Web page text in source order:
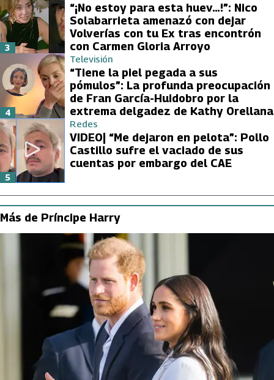
“¡No estoy para esta huev…!”: Nico
Solabarrieta amenazó con dejar
Volverías con tu Ex tras encontrón
con Carmen Gloria Arroyo
3
Televisión
“Tiene la piel pegada a sus
pómulos”: La profunda preocupación
de Fran García-Huidobro por la
extrema delgadez de Kathy Orellana
4
Redes
VIDEO| “Me dejaron en pelota”: Pollo
Castillo sufre el vaciado de sus
cuentas por embargo del CAE
5
Más de Príncipe Harry